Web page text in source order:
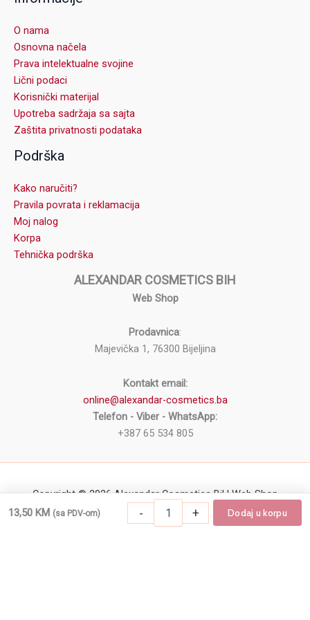
O nama
Osnovna načela
Prava intelektualne svojine
Lični podaci
Korisnički materijal
Upotreba sadržaja sa sajta
Zaštita privatnosti podataka
Podrška
Kako naručiti?
Pravila povrata i reklamacija
Moj nalog
Korpa
Tehnička podrška
ALEXANDAR COSMETICS BIH
Web Shop
Prodavnica:
Majevička 1, 76300 Bijeljina
Kontakt email:
online@alexandar-cosmetics.ba
Telefon - Viber - WhatsApp:
+387 65 534 805
Copyright © 2026 Alexandar Cosmetics BiH Web Shop
13,50 KM (sa PDV-om) -
Dehidrator za nokte GALAXY 14ml
+ Dodaj u korpu
-
Dehidrator
+ Dodaj u korpu